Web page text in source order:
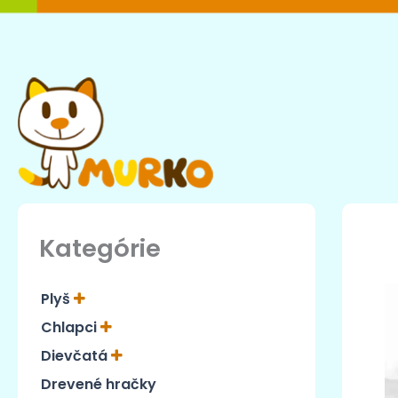
Preskočiť
Kategórie
Plyš
Chlapci
Dievčatá
Drevené hračky